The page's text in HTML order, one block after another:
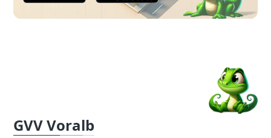
GVV Voralb